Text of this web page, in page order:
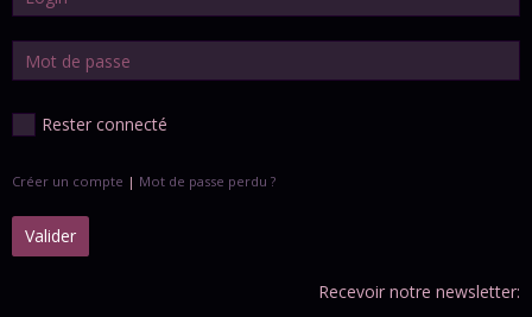
Rester connecté
Créer un compte | Mot de passe perdu ?
Valider
Recevoir notre newsletter: